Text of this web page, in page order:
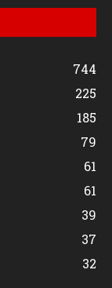
744
225
185
79
61
61
39
37
32